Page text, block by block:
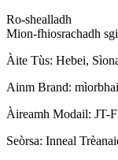
Ro-shealladh
Mion-fhiosrachadh
Àite Tùs: Hebei,
Ainm Brand:
Àireamh Modail: JT-
Seòrsa: Inneal